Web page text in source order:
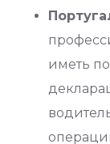
иметь